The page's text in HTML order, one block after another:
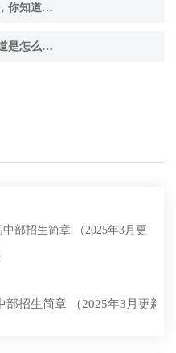
历史大题观点对比的高分句，你知道几个？
历史时间轴折叠纸法，你知道是怎么回事吗？
招生简章 （2025年3月更新）